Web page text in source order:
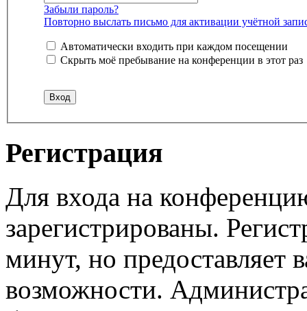
Забыли пароль?
Повторно выслать письмо для активации учётной
Автоматически входить при каждом посещении
Скрыть моё пребывание на конференции в этот раз
Регистрация
Для входа на
зарегистрированы.
минут, но предоставляет
возможности.